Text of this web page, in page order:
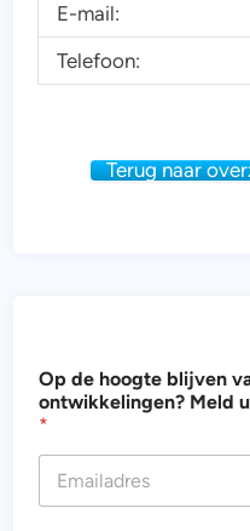
E-mail:
Telefoon:
Terug naar
o
o
g
t
Op de hoogte blijven
ontwikkelingen? Meld
*